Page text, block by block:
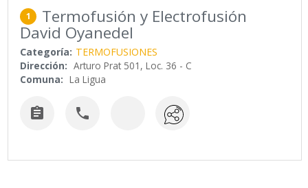
1 Termofusión y Electrofusión
David Oyanedel
Categoría: TERMOFUSIONES
Dirección: Arturo Prat 501, Loc. 36 - C
Comuna: La Ligua
 